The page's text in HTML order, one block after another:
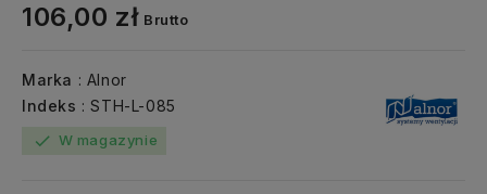
106,00 zł Brutto
Marka : Alnor
Indeks : STH-L-085
check W magazynie